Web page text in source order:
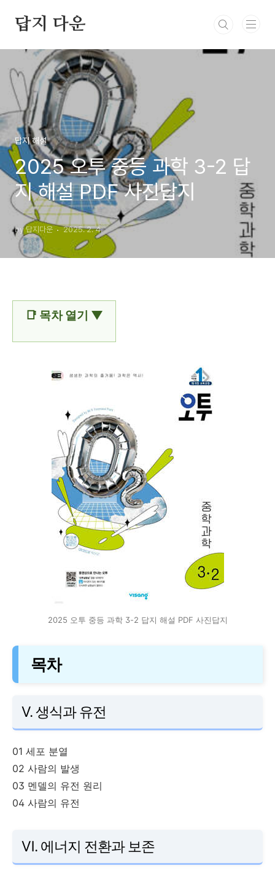
답지 다운
답지 해설
2025 오투 중등 과학 3-2 답
지 해설 PDF 사진답지
by 답지다운 2025. 2. 4.
📑 목차 열기 ▼
2025 오투 중등 과학 3-2 답지 해설 PDF 사진답지
목차
Ⅴ. 생식과 유전
01 세포 분열
02 사람의 발생
03 멘델의 유전 원리
04 사람의 유전
Ⅵ. 에너지 전환과 보존